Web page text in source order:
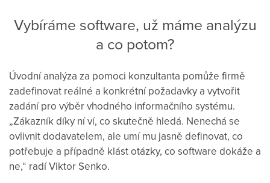
Vybíráme software, už máme analýzu
a co potom?
Úvodní analýza za pomoci konzultanta pomůže firmě
zadefinovat reálné a konkrétní požadavky a vytvořit
zadání pro výběr vhodného informačního systému.
„Zákazník díky ní ví, co skutečně hledá. Nenechá se
ovlivnit dodavatelem, ale umí mu jasně definovat, co
potřebuje a případně klást otázky, co software dokáže a
ne,“ radí Viktor Senko.